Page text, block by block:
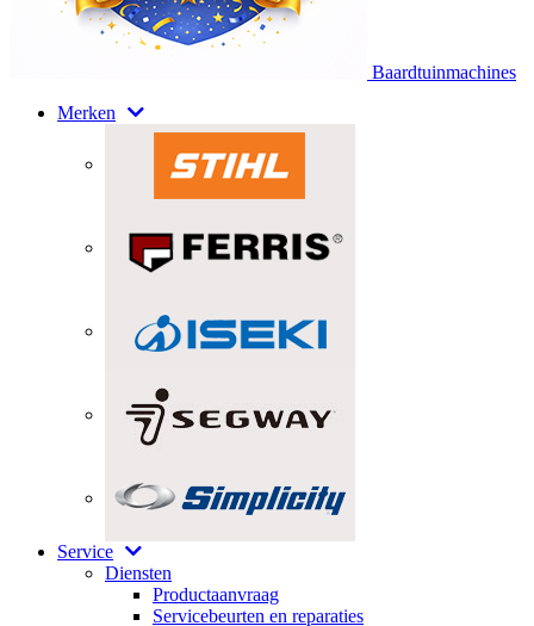
Baardtuinmachines
Merken
Service
Diensten
Productaanvraag
Servicebeurten en reparaties